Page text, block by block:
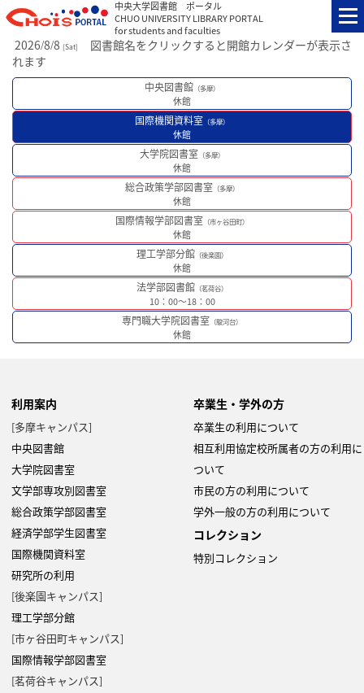
中央大学図書館 ポータル
CHUO UNIVERSITY LIBRARY PORTAL
for students and faculties
2026/8/8 [Sat]
図書館名をクリックすると開館カレンダーが表示さ
れます
中央図書館 （多摩）
休館
国際機関資料室 （多摩）
休館
大学院図書室 （多摩）
休館
総合政策学部図書室 （多摩）
休館
国際情報学部図書室 （市ヶ谷田町）
休館
理工学部分館 （後楽園）
休館
法学部図書館 （茗荷谷）
10：00～18：00
専門職大学院図書室 （駿河台）
休館
利用案内
[多摩キャンパス]
中央図書館
大学院図書室
文学部専攻別図書室
総合政策学部図書室
経済学部学生図書室
国際機関資料室
研究所の利用
[後楽園キャンパス]
理工学部分館
[市ヶ谷田町キャンパス]
国際情報学部図書室
[茗荷谷キャンパス]
卒業生・学外の方
卒業生の利用について
相互利用協定校所属者の方の利用に
ついて
市民の方の利用について
学外一般の方の利用について
コレクション
特別コレクション
Copyright 2022- Fujitsu Japan Limited